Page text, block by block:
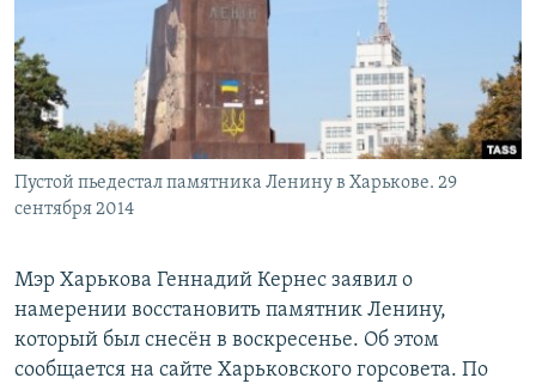
РАСПИСАНИЕ ВЕЩАНИЯ
ПОДПИШИТЕСЬ НА РАССЫЛКУ
СОЦИАЛЬНЫЕ СЕТИ
Все сайты РСЕ/РС
Пустой пьедестал памятника Ленину в Харькове. 29
сентября 2014
Мэр Харькова Геннадий Кернес заявил о
намерении восстановить памятник Ленину,
который был снесён в воскресенье. Об этом
сообщается на сайте Харьковского горсовета. По